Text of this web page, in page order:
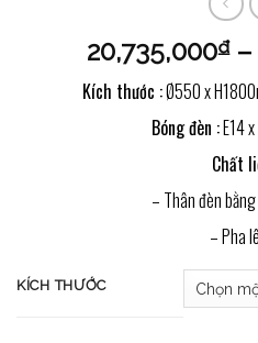
20,735,000₫–
Kích thước :Ø550 x
Bóng đèn :E14
Chất
– Thân đèn
– Pha
KÍCH THƯỚC